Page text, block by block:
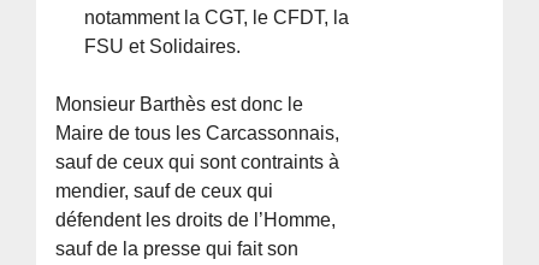
notamment la CGT, le CFDT, la
FSU et Solidaires.
Monsieur Barthès est donc le
Maire de tous les Carcassonnais,
sauf de ceux qui sont contraints à
mendier, sauf de ceux qui
défendent les droits de l’Homme,
sauf de la presse qui fait son